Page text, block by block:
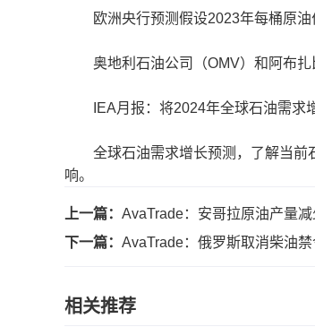
欧洲央行预测假设2023年每桶原油
奥地利石油公司（OMV）和阿布扎
IEA月报：将2024年全球石油需求增
全球石油需求增长预测，了解当前
响。
上一篇： AvaTrade：安哥拉原油产量
下一篇： AvaTrade：俄罗斯取消柴油
相关推荐